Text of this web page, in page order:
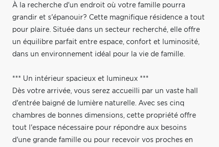
À la recherche d'un endroit où votre famille pourra
grandir et s'épanouir? Cette magnifique résidence a tout
pour plaire. Située dans un secteur recherché, elle offre
un équilibre parfait entre espace, confort et luminosité,
dans un environnement idéal pour la vie de famille.
*** Un intérieur spacieux et lumineux ***
Dès votre arrivée, vous serez accueilli par un vaste hall
d'entrée baigné de lumière naturelle. Avec ses cinq
chambres de bonnes dimensions, cette propriété offre
tout l'espace nécessaire pour répondre aux besoins
d'une grande famille ou pour recevoir vos proches en